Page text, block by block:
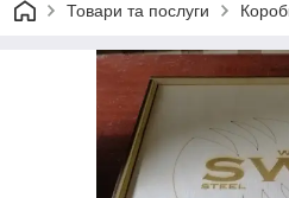
Товари та послуги